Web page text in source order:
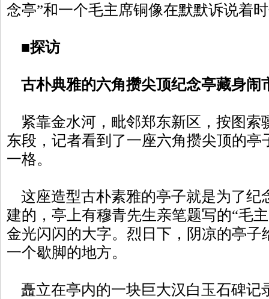
念亭”和一个毛主席铜像在默默诉说着
■探访
古朴典雅的六角攒尖顶纪念亭藏身闹
紧靠金水河，毗邻郑东新区，按图索
东段，记者看到了一座六角攒尖顶的亭
一格。
这座造型古朴素雅的亭子就是为了纪
建的，亭上有穆青先生亲笔题写的“毛
金光闪闪的大字。烈日下，阴凉的亭子
一个歇脚的地方。
矗立在亭内的一块巨大汉白玉石碑记